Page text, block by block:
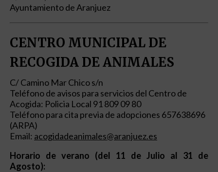
Ayuntamiento de Aranjuez
CENTRO MUNICIPAL DE
RECOGIDA DE ANIMALES
C/ Camino Mar Chico s/n
Teléfono de avisos para servicios del Centro de
Acogida: Policia Local 91 809 09 80
Teléfono para cita previa de adopciones 657638696
(ARPA)
Email: acogidadeanimales@aranjuez.es
Horario de verano (del 11 de Julio al 31 de
Agosto):